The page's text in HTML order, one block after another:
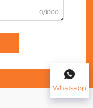
0/1000
Whatsapp